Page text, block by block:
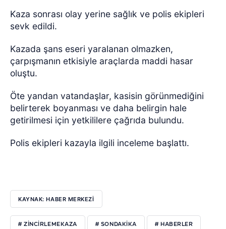
Kaza sonrası olay yerine sağlık ve polis ekipleri
sevk edildi.
Kazada şans eseri yaralanan olmazken,
çarpışmanın etkisiyle araçlarda maddi hasar
oluştu.
Öte yandan vatandaşlar, kasisin görünmediğini
belirterek boyanması ve daha belirgin hale
getirilmesi için yetkililere çağrıda bulundu.
Polis ekipleri kazayla ilgili inceleme başlattı.
KAYNAK: HABER MERKEZI
# ZİNCİRLEMEKAZA # SONDAKİKA # HABERLER